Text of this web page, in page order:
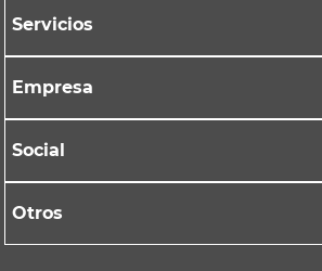
Servicios
Empresa
Social
Otros